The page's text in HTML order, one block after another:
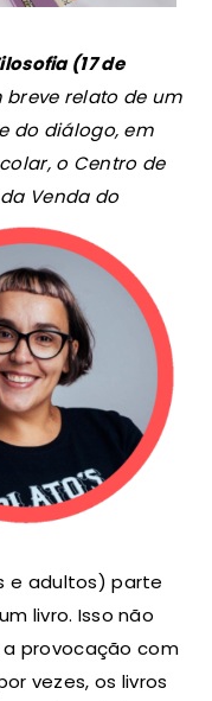
(17 de
relato de um
do diálogo, em
o Centro de
Venda do
e adultos) parte
livro. Isso não
a provocação com
vezes, os livros